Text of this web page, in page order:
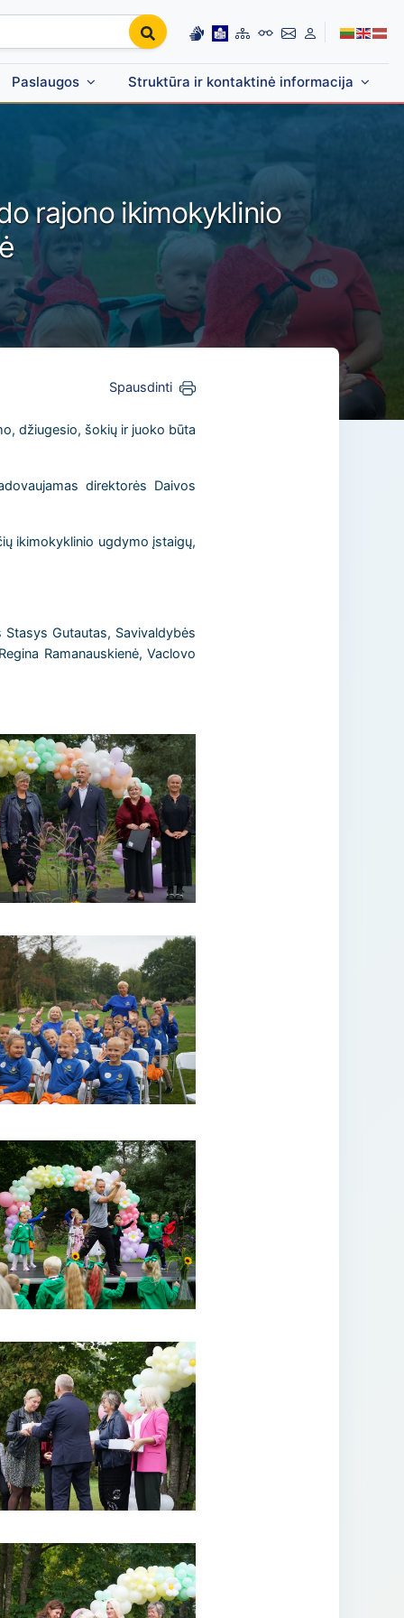
Paslaugos Struktūra ir kontaktinė informacija
rajono ikimokyklinio
Spausdinti
džiugesio, šokių ir juoko būta
direktorės Daivos
ikimokyklinio ugdymo įstaigų,
Gutautas, Savivaldybės
Ramanauskienė, Vaclovo